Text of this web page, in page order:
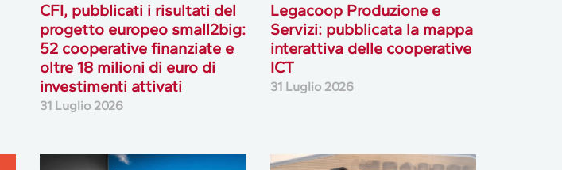
CFI, pubblicati i risultati del
progetto europeo small2big:
52 cooperative finanziate e
oltre 18 milioni di euro di
investimenti attivati
31 Luglio 2026
Legacoop Produzione e
Servizi: pubblicata la mappa
interattiva delle cooperative
ICT
31 Luglio 2026